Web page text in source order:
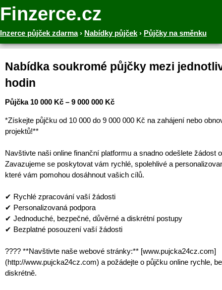
Finzerce.cz
Inzerce půjček zdarma› Nabídky půjček › Půjčky na směnku
Nabídka soukromé půjčky mezi
hodin
Půjčka 10 000 Kč – 9 000 000 Kč
*Získejte půjčku od 10 000 do 9 000 000 Kč na zahájení nebo
projektů!**
Navštivte naši online finanční platformu a snadno odešlete žádost
Zavazujeme se poskytovat vám rychlé, spolehlivé a
které vám pomohou dosáhnout vašich cílů.
✔ Rychlé zpracování vaší žádosti
✔ Personalizovaná podpora
✔ Jednoduché, bezpečné, důvěrné a diskrétní postupy
✔ Bezplatné posouzení vaší žádosti
???? **Navštivte naše webové stránky:** [www.pujcka24cz.com]
(http://www.pujcka24cz.com) a požádejte o půjčku online rychle,
diskrétně.